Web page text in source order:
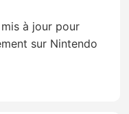
à jour pour
sur Nintendo